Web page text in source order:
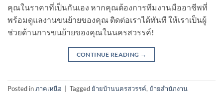
คุณในราคาที่เป็นกันเอง หากคุณต้องการทีมงานมืออาชีพที่
พร้อมดูแลงานขนย้ายของคุณ ติดต่อเราได้ทันที ให้เราเป็นผู้
ช่วยด้านการขนย้ายของคุณในนครสวรรค์!
CONTINUE READING →
Posted inภาคเหนือ Tagged ย้ายบ้านนครสวรรค์, ย้ายสำนักงาน